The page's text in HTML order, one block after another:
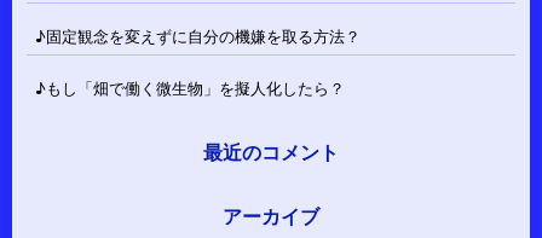
♪固定観念を変えずに自分の機嫌を取る方法？
♪もし「畑で働く微生物」を擬人化したら？
最近のコメント
アーカイブ